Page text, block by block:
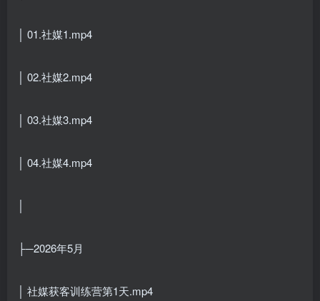
│ 01.社媒1.mp4
│ 02.社媒2.mp4
│ 03.社媒3.mp4
│ 04.社媒4.mp4
├─2026年5月
│ 社媒获客训练营第1天.mp4